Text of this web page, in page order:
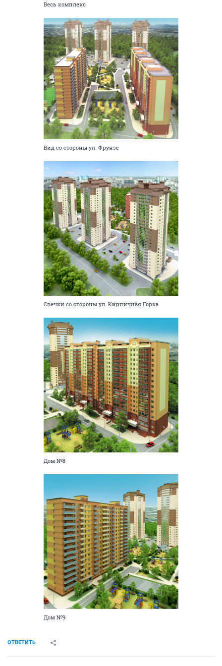
Весь комплекс
Вид со стороны ул. Фрунзе
Свечки со стороны ул. Кирпичная Горка
Дом №8
Дом №9
ОТВЕТИТЬ